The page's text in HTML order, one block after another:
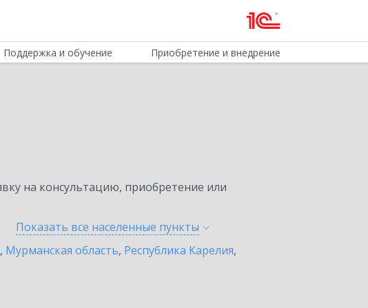
Поддержка и обучение Приобретение и внедрение
на консультацию, приобретение или
Показать все населенные пункты
, Мурманская область, Республика Карелия,